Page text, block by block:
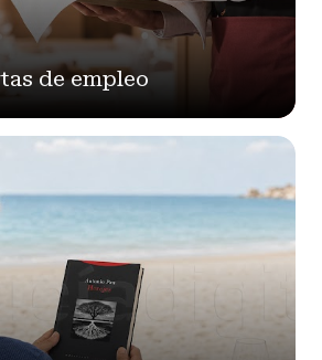
de empleo